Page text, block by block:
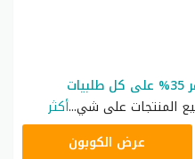
...أكثر
عرض الكوبون